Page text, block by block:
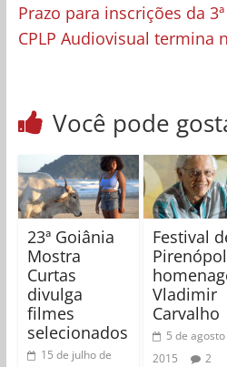
Prazo para inscrições da
CPLP Audiovisual termina
Você pode
23ª Goiânia
Mostra
Curtas
divulga
filmes
selecionados
15 de julho de
Festival
Vladimir
Carvalho
5 de
2015
2